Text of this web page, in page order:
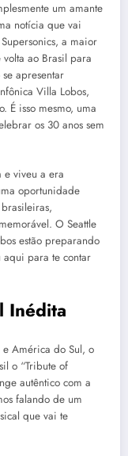
um amante
notícia que vai
a maior
ao Brasil para
apresentar
Villa Lobos,
É isso mesmo, uma
os 30 anos sem
e viveu a era
oportunidade
O Seattle
estão preparando
aqui para te contar
Inédita
América do Sul, o
o “Tribute of
autêntico com a
falando de um
que vai te